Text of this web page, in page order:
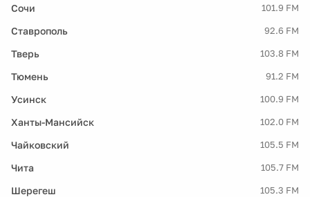
Сочи 101.9 FM
Ставрополь 92.6 FM
Тверь 103.8 FM
Тюмень 91.2 FM
Усинск 100.9 FM
Ханты-Мансийск 102.0 FM
Чайковский 105.5 FM
Чита 105.7 FM
Шерегеш 105.3 FM